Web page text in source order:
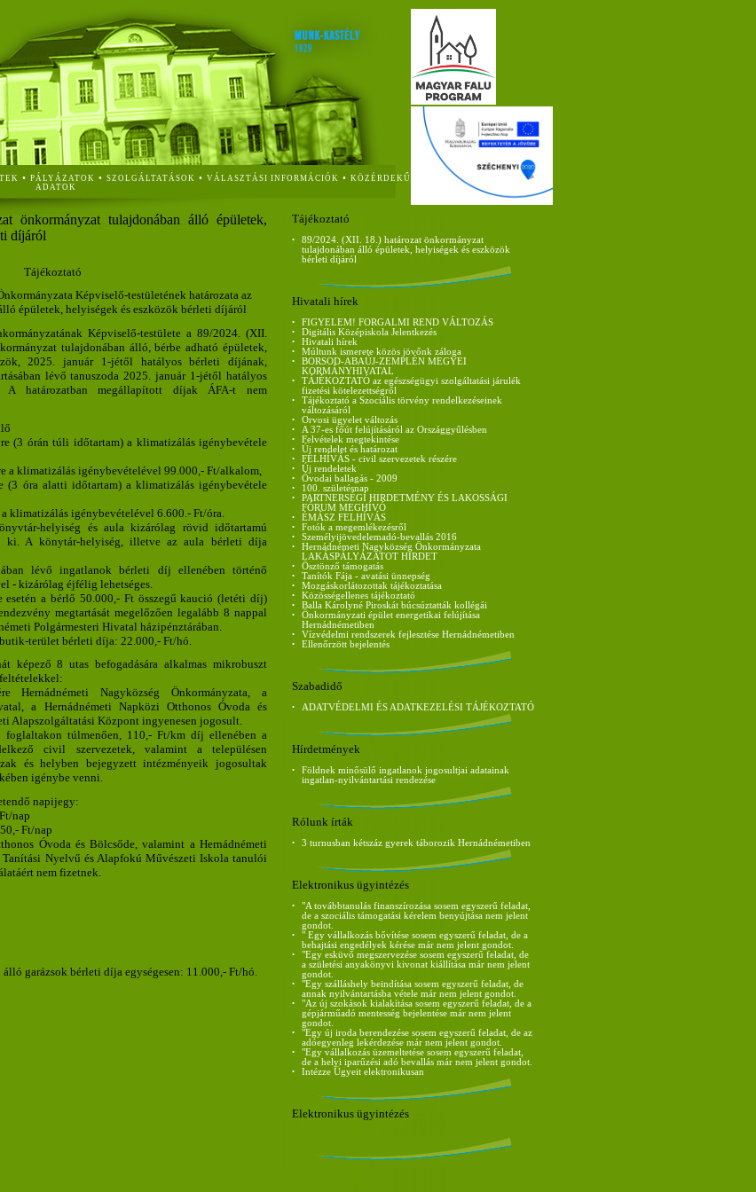
• PÁLYÁZATOK • SZOLGÁLTATÁSOK • VÁLASZTÁSI INFORMÁCIÓK • KÖZÉRDEKŰ
ADATOK
önkormányzat tulajdonában álló épületek,
díjáról
Tájékoztató
Képviselő-testületének határozata az
épületek, helyiségek és eszközök bérleti díjáról
Képviselő-testülete a 89/2024. (XII.
tulajdonában álló, bérbe adható épületek,
2025. január 1-jétől hatályos bérleti díjának,
lévő tanuszoda 2025. január 1-jétől hatályos
A határozatban megállapított díjak ÁFA-t nem
(3 órán túli időtartam) a klimatizálás igénybevétele
a klimatizálás igénybevételével 99.000,- Ft/alkalom,
(3 óra alatti időtartam) a klimatizálás igénybevétele
klimatizálás igénybevételével 6.600.- Ft/óra.
helyiség és aula kizárólag rövid időtartamú
ki. A könytár-helyiség, illetve az aula bérleti díja
lévő ingatlanok bérleti díj ellenében történő
- kizárólag éjfélig lehetséges.
esetén a bérlő 50.000,- Ft összegű kaució (letéti díj)
megtartását megelőzően legalább 8 nappal
Polgármesteri Hivatal házipénztárában.
terület bérleti díja: 22.000,- Ft/hó.
képező 8 utas befogadására alkalmas mikrobuszt
Hernádnémeti Nagyközség Önkormányzata, a
a Hernádnémeti Napközi Otthonos Óvoda és
Alapszolgáltatási Központ ingyenesen jogosult.
foglaltakon túlmenően, 110,- Ft/km díj ellenében a
civil szervezetek, valamint a településen
és helyben bejegyzett intézményeik jogosultak
igénybe venni.
napijegy:
nap
Ft/nap
Óvoda és Bölcsőde, valamint a Hernádnémeti
Nyelvű és Alapfokú Művészeti Iskola tanulói
nem fizetnek.
garázsok bérleti díja egységesen: 11.000,- Ft/hó.
Tájékoztató
•
89/2024. (XII. 18.) határozat önkormányzat
tulajdonában álló épületek, helyiségek és eszközök
bérleti díjáról
Hivatali hírek
• FIGYELEM! FORGALMI REND VÁLTOZÁS
• Digitális Középiskola Jelentkezés
• Hivatali hírek
• Múltunk ismerete közös jövőnk záloga
•
BORSOD-ABAÚJ-ZEMPLÉN MEGYEI
KORMÁNYHIVATAL
•
TÁJÉKOZTATÓ az egészségügyi szolgáltatási járulék
fizetési kötelezettségről
•
Tájékoztató a Szociális törvény rendelkezéseinek
változásáról
• Orvosi ügyelet változás
• A 37-es főút felújításáról az Országgyűlésben
• Felvételek megtekintése
• Új rendelet és határozat
• FELHÍVÁS - civil szervezetek részére
• Új rendeletek
• Óvodai ballagás - 2009
• 100. születésnap
•
PARTNERSÉGI HIRDETMÉNY ÉS LAKOSSÁGI
FÓRUM MEGHÍVÓ
• ÉMÁSZ FELHÍVÁS
• Fotók a megemlékezésről
• Személyijövedelemadó-bevallás 2016
•
Hernádnémeti Nagyközség Önkormányzata
LAKÁSPÁLYÁZATOT HIRDET
• Ösztönző támogatás
• Tanítók Fája - avatási ünnepség
• Mozgáskorlátozottak tájékoztatása
• Közösségellenes tájékoztató
• Balla Károlyné Piroskát búcsúztatták kollégái
•
Önkormányzati épület energetikai felújítása
Hernádnémetiben
• Vízvédelmi rendszerek fejlesztése Hernádnémetiben
• Ellenőrzött bejelentés
Szabadidő
• ADATVÉDELMI ÉS ADATKEZELÉSI TÁJÉKOZTATÓ
Hírdetmények
•
Földnek minősülő ingatlanok jogosultjai adatainak
ingatlan-nyilvántartási rendezése
Rólunk írták
• 3 turnusban kétszáz gyerek táborozik Hernádnémetiben
Elektronikus ügyintézés
•
"A továbbtanulás finanszírozása sosem egyszerű feladat,
de a szociális támogatási kérelem benyújtása nem jelent
gondot.
•
" Egy vállalkozás bővítése sosem egyszerű feladat, de a
behajtási engedélyek kérése már nem jelent gondot.
•
"Egy esküvő megszervezése sosem egyszerű feladat, de
a születési anyakönyvi kivonat kiállítása már nem jelent
gondot.
•
"Egy szálláshely beindítása sosem egyszerű feladat, de
annak nyilvántartásba vétele már nem jelent gondot.
•
"Az új szokások kialakítása sosem egyszerű feladat, de a
gépjárműadó mentesség bejelentése már nem jelent
gondot.
•
"Egy új iroda berendezése sosem egyszerű feladat, de az
adóegyenleg lekérdezése már nem jelent gondot.
•
"Egy vállalkozás üzemeltetése sosem egyszerű feladat,
de a helyi iparűzési adó bevallás már nem jelent gondot.
• Intézze Ügyeit elektronikusan
Elektronikus ügyintézés